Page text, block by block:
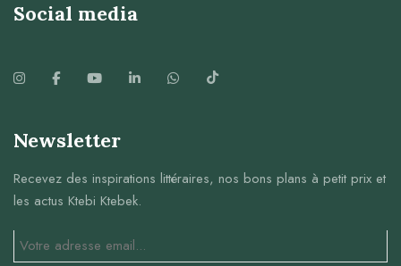
Social media
Newsletter
Recevez des inspirations littéraires, nos bons plans à petit prix et
les actus Ktebi Ktebek.